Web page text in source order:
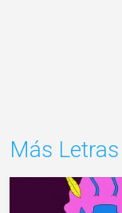
Más Letras